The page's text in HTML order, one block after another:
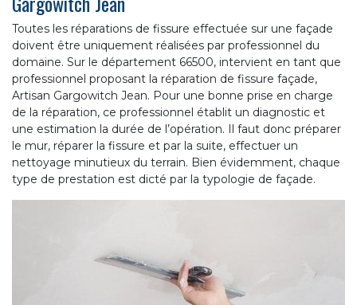
Toutes les réparations de fissure effectuée sur une façade
doivent être uniquement réalisées par professionnel du
domaine. Sur le département 66500, intervient en tant que
professionnel proposant la réparation de fissure façade,
Artisan Gargowitch Jean. Pour une bonne prise en charge
de la réparation, ce professionnel établit un diagnostic et
une estimation la durée de l’opération. Il faut donc préparer
le mur, réparer la fissure et par la suite, effectuer un
nettoyage minutieux du terrain. Bien évidemment, chaque
type de prestation est dicté par la typologie de façade.